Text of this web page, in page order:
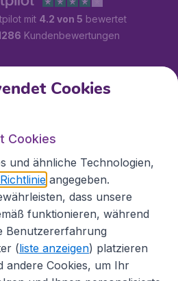
mit 4.2 von 5 bewertet
Kundenbewertungen
Cookies
Cookies
und ähnliche Technologien,
angegeben.
dass unsere
funktionieren, während
Benutzererfahrung
(liste anzeigen) platzieren
andere Cookies, um Ihr